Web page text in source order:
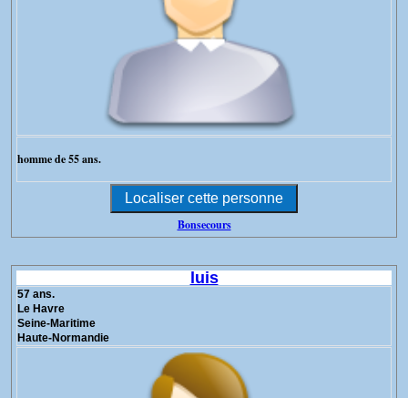
homme de 55 ans.
Bonsecours
luis
57 ans.
Le Havre
Seine-Maritime
Haute-Normandie